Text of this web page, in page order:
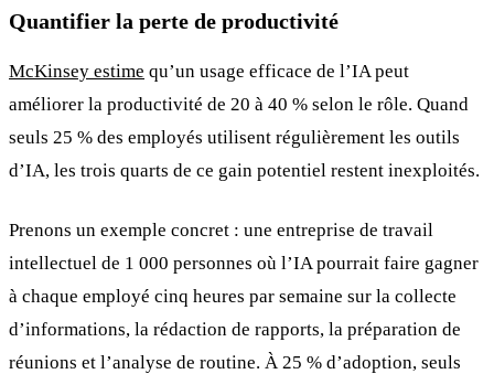
Quantifier la perte de productivité
McKinsey estime qu’un usage efficace de l’IA peut
améliorer la productivité de 20 à 40 % selon le rôle. Quand
seuls 25 % des employés utilisent régulièrement les outils
d’IA, les trois quarts de ce gain potentiel restent inexploités.
Prenons un exemple concret : une entreprise de travail
intellectuel de 1 000 personnes où l’IA pourrait faire gagner
à chaque employé cinq heures par semaine sur la collecte
d’informations, la rédaction de rapports, la préparation de
réunions et l’analyse de routine. À 25 % d’adoption, seuls